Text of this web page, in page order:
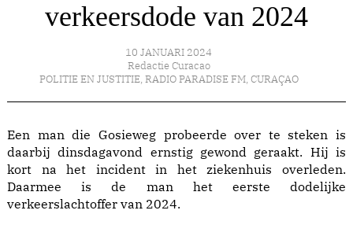
verkeersdode van 2024
10 JANUARI 2024
Redactie Curacao
POLITIE EN JUSTITIE, RADIO PARADISE FM, CURAÇAO
Een man die Gosieweg probeerde over te steken is
daarbij dinsdagavond ernstig gewond geraakt. Hij is
kort na het incident in het ziekenhuis overleden.
Daarmee is de man het eerste dodelijke
verkeerslachtoffer van 2024.